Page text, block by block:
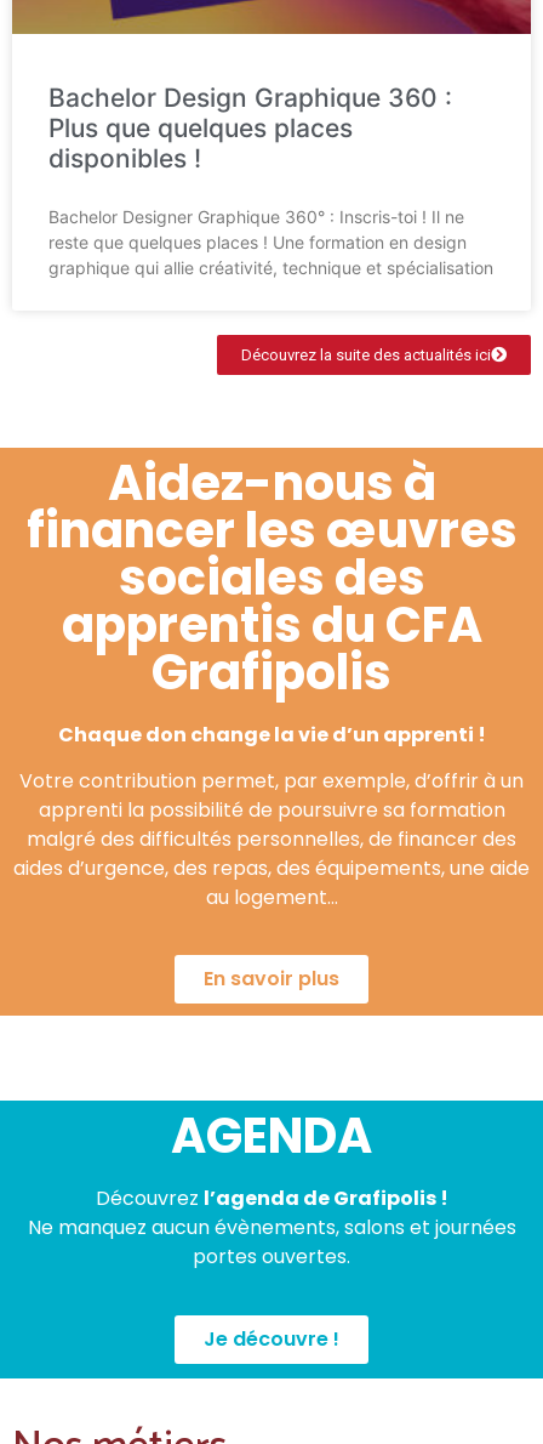
Bachelor Design Graphique 360 :
Plus que quelques places
disponibles !
Bachelor Designer Graphique 360° : Inscris-toi ! Il ne
reste que quelques places ! Une formation en design
graphique qui allie créativité, technique et spécialisation
Découvrez la suite des actualités ici
Aidez-nous à
financer les œuvres
sociales des
apprentis du CFA
Grafipolis
Chaque don change la vie d’un apprenti !
Votre contribution permet, par exemple, d’offrir à un
apprenti la possibilité de poursuivre sa formation
malgré des difficultés personnelles, de financer des
aides d’urgence, des repas, des équipements, une aide
au logement…
En savoir plus
AGENDA
Découvrez l’agenda de Grafipolis !
Ne manquez aucun évènements, salons et journées
portes ouvertes.
Je découvre !